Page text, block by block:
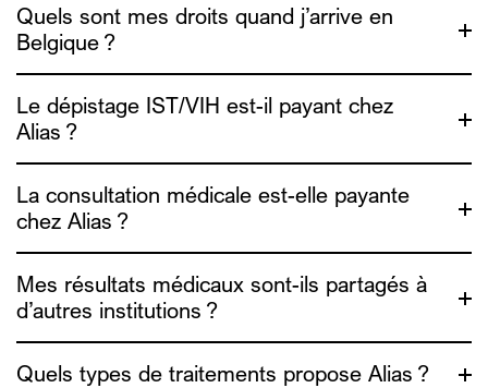
Quels sont mes droits quand j’arrive en
Belgique ?
l’Association pour le droit des
étrangers (ADDE)
Le dépistage IST/VIH est-il payant chez
Alias ?
La consultation médicale est-elle payante
chez Alias ?
ici
Mes résultats médicaux sont-ils partagés à
d’autres institutions ?
Quels types de traitements propose Alias ?